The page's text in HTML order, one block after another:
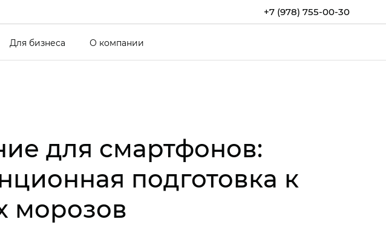
+7 (978) 755-00-30
Для бизнеса О компании
для смартфонов:
подготовка к
морозов